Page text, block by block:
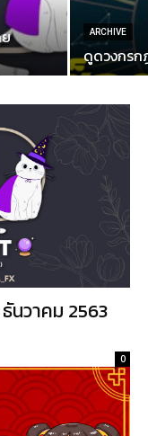
ARCHIVE
ดูดวงกรก
นวาคม 2563
0